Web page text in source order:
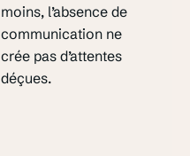
moins, l’absence de
communication ne
crée pas d’attentes
déçues.